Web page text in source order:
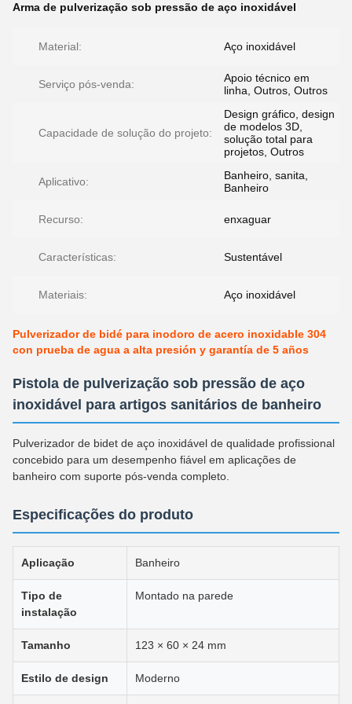
Arma de pulverização sob pressão de aço inoxidável
Material: Aço inoxidável
Serviço pós-venda:
Apoio técnico em
linha, Outros, Outros
Capacidade de solução do projeto:
Design gráfico, design
de modelos 3D,
solução total para
projetos, Outros
Aplicativo:
Banheiro, sanita,
Banheiro
Recurso: enxaguar
Características: Sustentável
Materiais: Aço inoxidável
Pulverizador de bidé para inodoro de acero inoxidable 304
con prueba de agua a alta presión y garantía de 5 años
Pistola de pulverização sob pressão de aço
inoxidável para artigos sanitários de banheiro
Pulverizador de bidet de aço inoxidável de qualidade profissional
concebido para um desempenho fiável em aplicações de
banheiro com suporte pós-venda completo.
Especificações do produto
Aplicação Banheiro
Tipo de
instalação
Montado na parede
Tamanho 123 × 60 × 24 mm
Estilo de design Moderno